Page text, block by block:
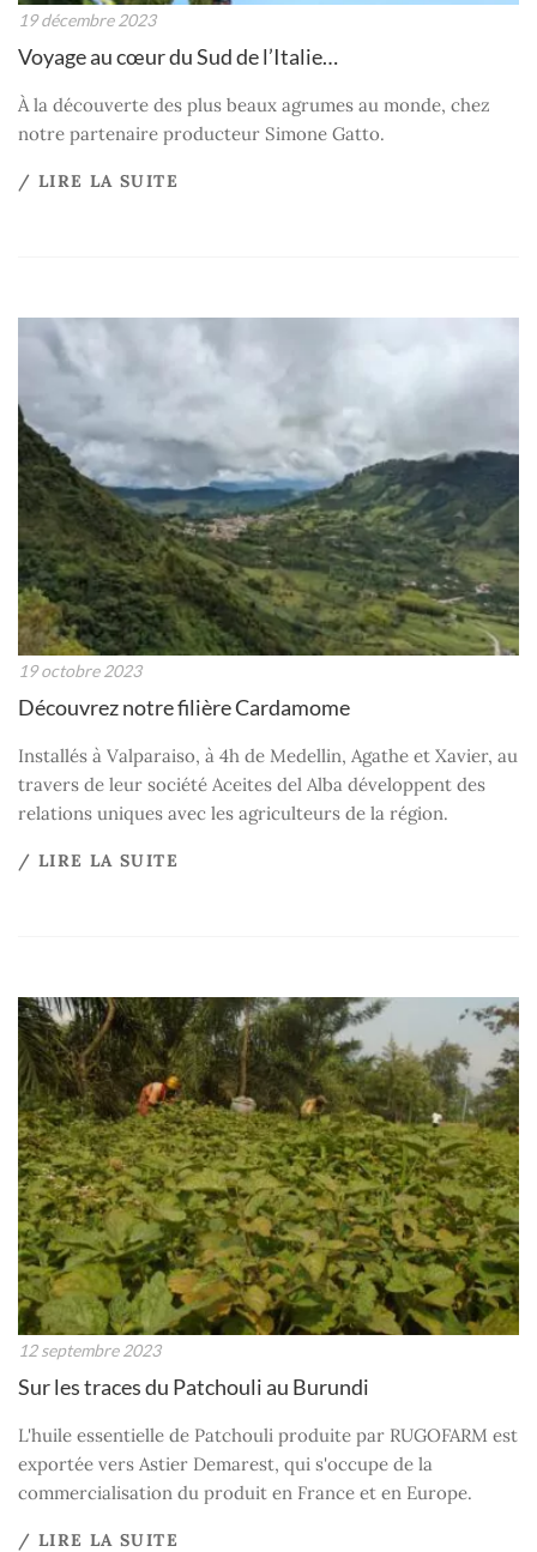
19 décembre 2023
Voyage au cœur du Sud de l’Italie…
À la découverte des plus beaux agrumes au monde, chez
notre partenaire producteur Simone Gatto.
/ LIRE LA SUITE
19 octobre 2023
Découvrez notre filière Cardamome
Installés à Valparaiso, à 4h de Medellin, Agathe et Xavier, au
travers de leur société Aceites del Alba développent des
relations uniques avec les agriculteurs de la région.
/ LIRE LA SUITE
12 septembre 2023
Sur les traces du Patchouli au Burundi
L'huile essentielle de Patchouli produite par RUGOFARM est
exportée vers Astier Demarest, qui s'occupe de la
commercialisation du produit en France et en Europe.
/ LIRE LA SUITE